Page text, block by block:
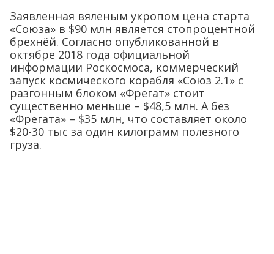
Заявленная вяленым укропом цена старта
«Союза» в $90 млн является стопроцентной
брехнёй. Согласно опубликованной в
октябре 2018 года официальной
информации Роскосмоса, коммерческий
запуск космического корабля «Союз 2.1» с
разгонным блоком «Фрегат» стоит
существенно меньше – $48,5 млн. А без
«Фрегата» – $35 млн, что составляет около
$20-30 тыс за один килограмм полезного
груза.